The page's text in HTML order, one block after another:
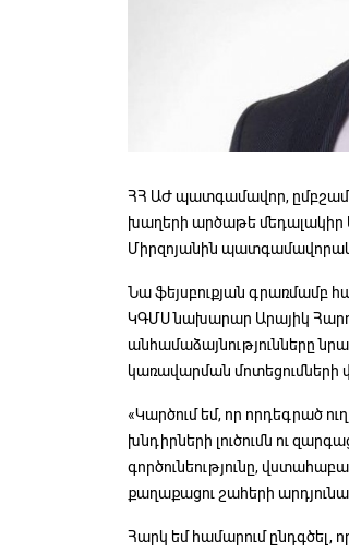
ՀՀ ԱԺ պատգամավոր,
խաղերի արծաթե մեդալակիր
Միրզոյանին
Նա ֆեյսբուքյան գրառմամբ
ԿԳՄՍ նախարար Արայիկ
անհամաձայնությունները
կառավարման մոտեցումների
«Կարծում եմ, որ որդեգրած
խնդիրների լուծումն ու
գործունեությունը,
քաղաքացու շահերի
Հարկ եմ համարում ընդգծել,